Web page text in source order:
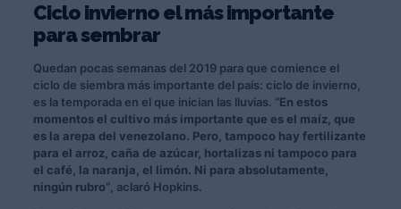
Ciclo invierno el más importante
para sembrar
Quedan pocas semanas del 2019 para que comience el
ciclo de siembra más importante del país: ciclo de invierno,
es la temporada en el que inician las lluvias. “En estos
momentos el cultivo más importante que es el maíz, que
es la arepa del venezolano. Pero, tampoco hay fertilizante
para el arroz, caña de azúcar, hortalizas ni tampoco para
el café, la naranja, el limón. Ni para absolutamente,
ningún rubro”, aclaró Hopkins.